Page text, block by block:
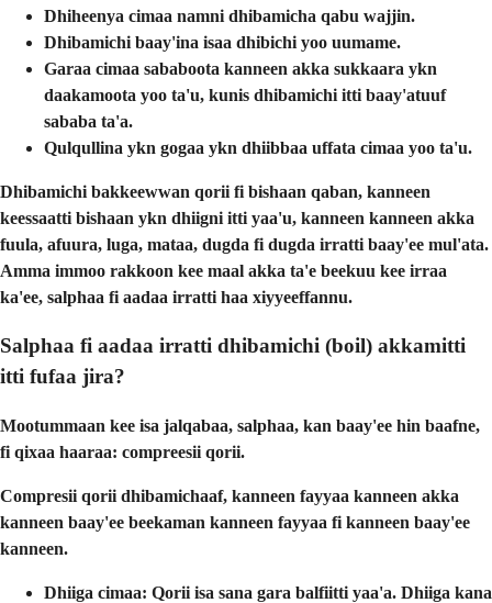
Dhiheenya cimaa namni dhibamicha qabu wajjin.
Dhibamichi baay'ina isaa dhibichi yoo uumame.
Garaa cimaa sababoota kanneen akka sukkaara ykn
daakamoota yoo ta'u, kunis dhibamichi itti baay'atuuf
sababa ta'a.
Qulqullina ykn gogaa ykn dhiibbaa uffata cimaa yoo ta'u.
Dhibamichi bakkeewwan qorii fi bishaan qaban, kanneen
keessaatti bishaan ykn dhiigni itti yaa'u, kanneen kanneen akka
fuula, afuura, luga, mataa, dugda fi dugda irratti baay'ee mul'ata.
Amma immoo rakkoon kee maal akka ta'e beekuu kee irraa
ka'ee, salphaa fi aadaa irratti haa xiyyeeffannu.
Salphaa fi aadaa irratti dhibamichi (boil) akkamitti
itti fufaa jira?
Mootummaan kee isa jalqabaa, salphaa, kan baay'ee hin baafne,
fi qixaa haaraa: compreesii qorii.
Compresii qorii dhibamichaaf, kanneen fayyaa kanneen akka
kanneen baay'ee beekaman kanneen fayyaa fi kanneen baay'ee
kanneen.
Dhiiga cimaa: Qorii isa sana gara balfiitti yaa'a. Dhiiga kana